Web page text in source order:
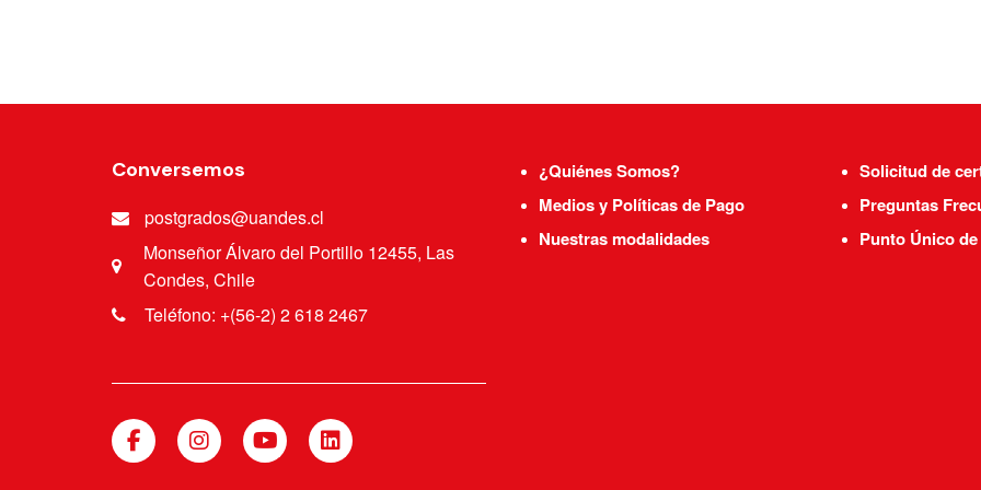
Conversemos
postgrados@uandes.cl
Monseñor Álvaro del Portillo 12455, Las
Condes, Chile
Teléfono: +(56-2) 2 618 2467
¿Quiénes Somos?
Medios y Políticas de Pago
Nuestras modalidades
Solicitud de
Preguntas
Punto Único